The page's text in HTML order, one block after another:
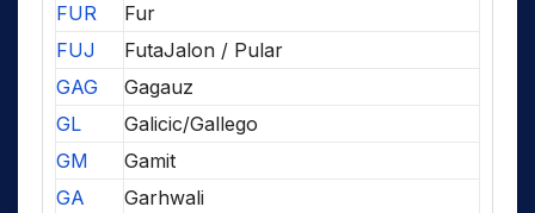
FUR
Fur
FUJ
FutaJalon / Pular
GAG
Gagauz
GL
Galicic/Gallego
GM
Gamit
GA
Garhwali